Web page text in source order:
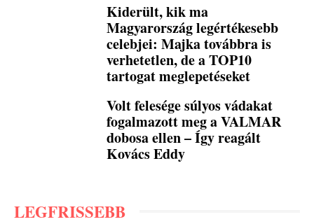
Kiderült, kik ma
Magyarország legértékesebb
celebjei: Majka továbbra is
verhetetlen, de a TOP10
tartogat meglepetéseket
Volt felesége súlyos vádakat
fogalmazott meg a VALMAR
dobosa ellen – Így reagált
Kovács Eddy
LEGFRISSEBB